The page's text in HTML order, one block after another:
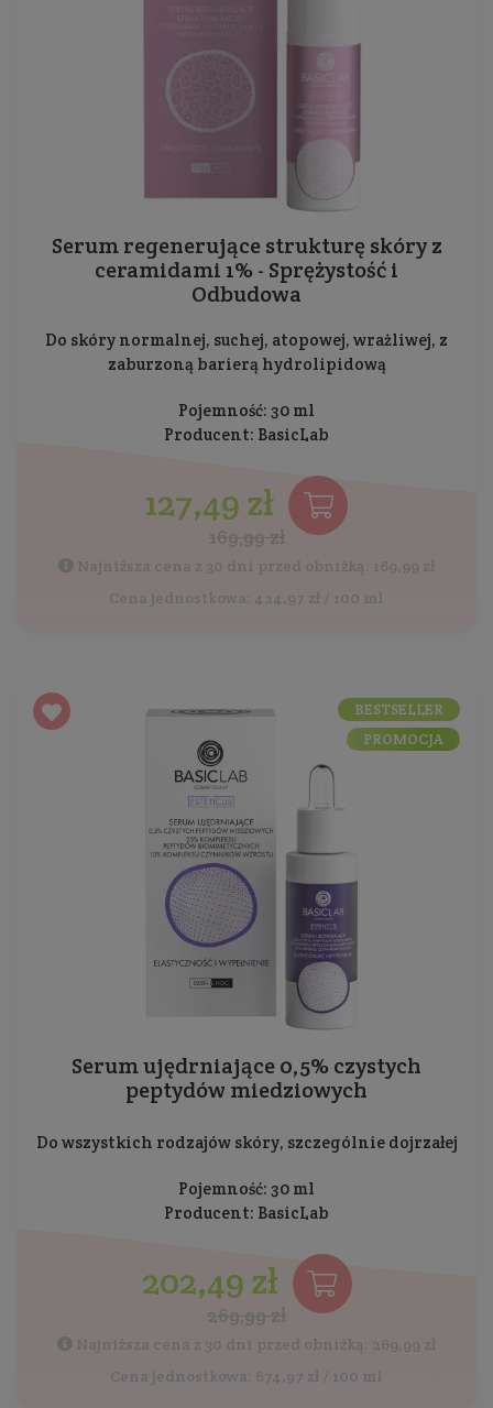
Serum regenerujące strukturę skóry z
ceramidami 1% - Sprężystość i
Odbudowa
Do skóry normalnej, suchej, atopowej, wrażliwej, z
zaburzoną barierą hydrolipidową
Pojemność: 30 ml
Producent: BasicLab
127,49 zł
169,99 zł
Najniższa cena z 30 dni przed obniżką: 169,99 zł
Cena jednostkowa: 424,97 zł / 100 ml
Serum ujędrniające 0,5% czystych
peptydów miedziowych
Do wszystkich rodzajów skóry, szczególnie dojrzałej
Pojemność: 30 ml
Producent: BasicLab
202,49 zł
269,99 zł
Najniższa cena z 30 dni przed obniżką: 269,99 zł
Cena jednostkowa: 674,97 zł / 100 ml
BESTSELLER
PROMOCJA